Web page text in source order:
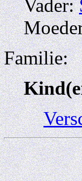
Vader:
Familie: